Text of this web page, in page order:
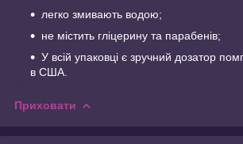
легко змивають водою;
не містить гліцерину та парабенів;
У всій упаковці є зручний дозатор
в США.
Приховати